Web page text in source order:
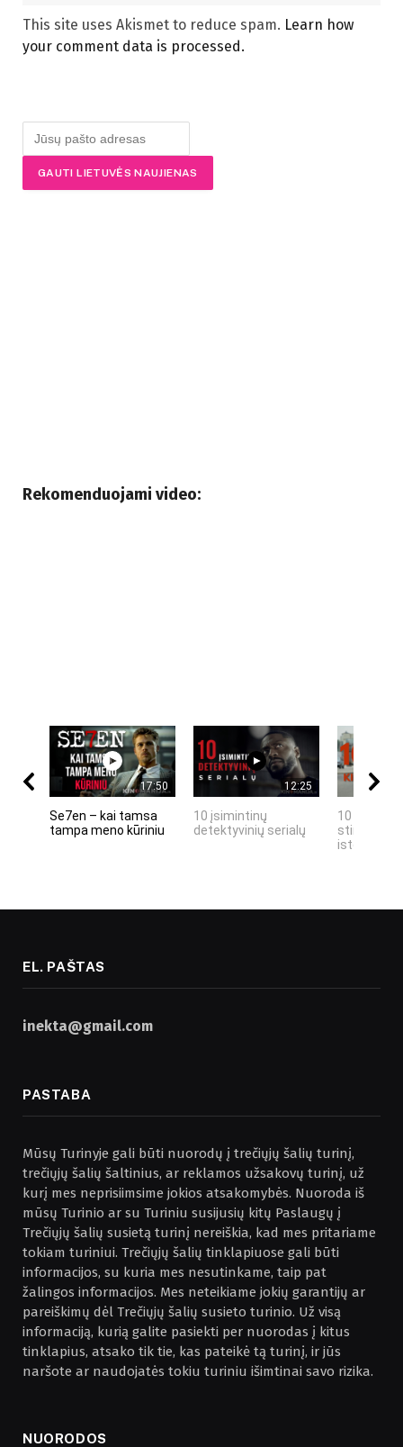
This site uses Akismet to reduce spam. Learn how
your comment data is processed.
Rekomenduojami video:
17:50
Se7en – kai tamsa
tampa meno kūriniu
12:25
10 įsimintinų
detektyvinių serialų
10
istorijų
EL. PAŠTAS
inekta@gmail.com
PASTABA
Mūsų Turinyje gali būti nuorodų į trečiųjų šalių turinį,
trečiųjų šalių šaltinius, ar reklamos užsakovų turinį, už
kurį mes neprisiimsime jokios atsakomybės. Nuoroda iš
mūsų Turinio ar su Turiniu susijusių kitų Paslaugų į
Trečiųjų šalių susietą turinį nereiškia, kad mes pritariame
tokiam turiniui. Trečiųjų šalių tinklapiuose gali būti
informacijos, su kuria mes nesutinkame, taip pat
žalingos informacijos. Mes neteikiame jokių garantijų ar
pareiškimų dėl Trečiųjų šalių susieto turinio. Už visą
informaciją, kurią galite pasiekti per nuorodas į kitus
tinklapius, atsako tik tie, kas pateikė tą turinį, ir jūs
naršote ar naudojatės tokiu turiniu išimtinai savo rizika.
NUORODOS